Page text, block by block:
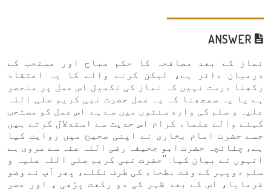
نماز کے بعد مصافحہ کا حکم مباح اور مستحب کے
درمیان دائر ہے، لیکن کرنے والے کا یہ اعتقاد
رکھنا درست نہیں کہ نماز کی تکمیل اس عمل پر منحصر
ہے یا یہ سمجھنا کہ یہ عمل حضرت نبی کریم صلی اللہ
علیہ و سلم کی وارد سنتوں میں سے ہے. اس عمل کو مستحب
کہنے والے علماء کرام اس حدیث سے استدلال کرتے ہیں
جسے حضرت امام بخاری نے اپنی صحیح میں روایت کیا
ہے، چنانچہ حضرت ابو جحیفہ رضی اللہ عنہ سے مروی ہے
انہوں نے بیان کیا: ''حضرت نبی کریم صلی اللہ علیہ و
سلم دوپہر کے وقت بطحاء کی طرف نکلے، پھر آپ نے وضو
فرمایا، اس کے بعد ظہر کی دو رکعت پڑھی ، اور عصر